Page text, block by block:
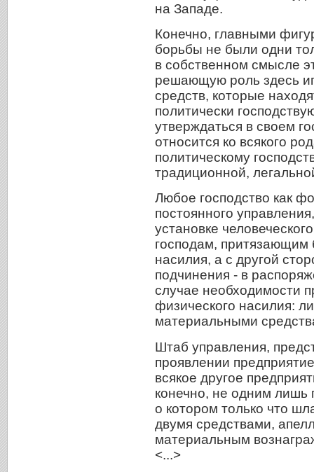
на Западе.
Конечно, главными
борьбы не были одни
в собственном смысле
решающую роль здесь
средств, которые
политически
утверждаться в своем
относится ко всякого
политическому
традиционной,
Любое господство как
постоянного
установке
господам, притязающим
насилия, а с другой
подчинения - в
случае необходимости
физического насилия:
материальными
Штаб управления,
проявлении
всякое другое
конечно, не одним лишь
о котором только что
двумя средствами,
материальным
<...>